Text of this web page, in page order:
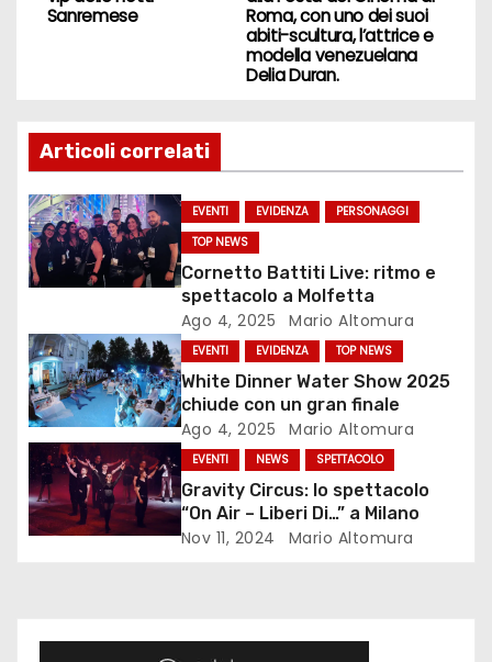
z
i
o
e
a
r
t
i
Roma, con uno dei suoi
abiti-scultura, l’attrice e
modella venezuelana
Delia Duran.
Sanremese
Articoli correlati
EVENTI EVIDENZA
PERSONAGGI
TOP NEWS
Cornetto Battiti Live: ritmo e
spettacolo a Molfetta
Ago 4, 2025 Mario Altomura
EVENTI EVIDENZA TOP NEWS
White Dinner Water Show 2025
chiude con un gran finale
Ago 4, 2025 Mario Altomura
EVENTI NEWS SPETTACOLO
Gravity Circus: lo spettacolo
“On Air – Liberi Di…” a Milano
Nov 11, 2024 Mario Altomura